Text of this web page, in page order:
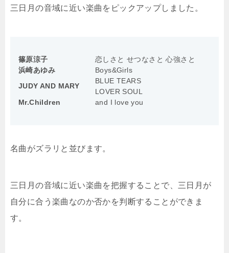
三日月の音域に近い楽曲をピックアップしました。
篠原涼子
恋しさと せつなさと 心強さと
浜崎あゆみ
Boys&Girls
JUDY AND MARY
BLUE TEARS
LOVER SOUL
Mr.Children
and I love you
名曲がズラリと並びます。
三日月の音域に近い楽曲を把握することで、三日月が
自分に合う楽曲なのか否かを判断することができま
す。